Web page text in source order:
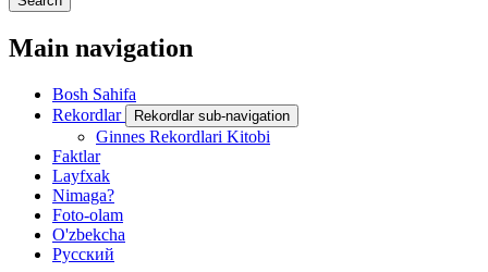
Main navigation
Bosh Sahifa
Rekordlar
Rekordlar sub-navigation
Ginnes Rekordlari Kitobi
Faktlar
Layfxak
Nimaga?
Foto-olam
O'zbekcha
Русский